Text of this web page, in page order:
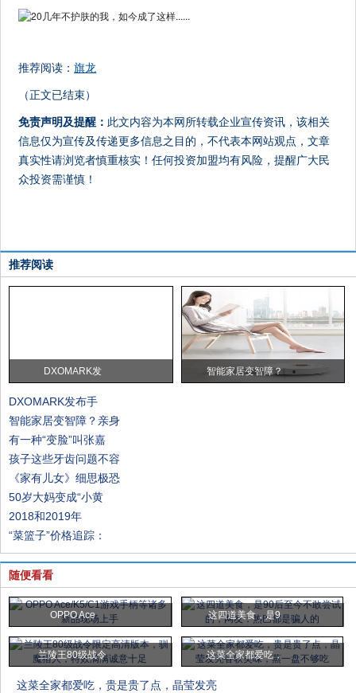
推荐阅读：旗龙
（正文已结束）
免责声明及提醒： 此文内容为本网所转载企业宣传资讯，该相关
信息仅为宣传及传递更多信息之目的，不代表本网站观点，文章
真实性请浏览者慎重核实！任何投资加盟均有风险，提醒广大民
众投资需谨慎！
推荐阅读
DXOMARK发 智能家居变智障？
DXOMARK发布手
智能家居变智障？亲身
有一种“变脸”叫张嘉
孩子这些牙齿问题不容
《家有儿女》细思极恐
50岁大妈变成“小黄
2018和2019年
“菜篮子”价格追踪：
随便看看
OPPO Ace 这四道美食，是9
兰陵王80级战令 这菜全家都爱吃，
这菜全家都爱吃，贵是贵了点，晶莹发亮